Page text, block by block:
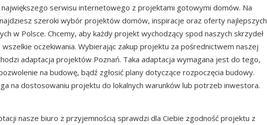
serwisu internetowego z projektami gotowymi domów. Na
szeroki wybór projektów domów, inspiracje oraz oferty najlepszych
w Polsce. Chcemy, aby każdy projekt wychodzący spod naszych skrzydeł
wszelkie oczekiwania. Wybierając zakup projektu za pośrednictwem naszej
adaptacja projektów Poznań. Taka adaptacja wymagana jest do tego,
na budowę, bądź zgłosić plany dotyczące rozpoczęcia budowy.
na dostosowaniu projektu do lokalnych warunków lub potrzeb inwestora.
nasze biuro z przyjemnością sprawdzi dla Ciebie zgodność projektu z